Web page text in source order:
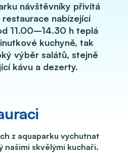
návštěvníky přivítá
restaurace nabízející
11.00–14.30 h teplá
kuchyně, tak
výběr salátů, stejně
kávu a dezerty.
z aquaparku vychutnat
skvělými kuchaři.